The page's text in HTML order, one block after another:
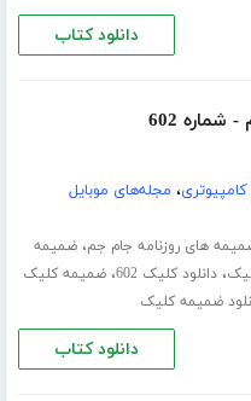
دانلود کتاب
602
، مجله‌های موبایل
های روزنامه جام جم،ضمیمه
،دانلود کلیک 602 ،ضمیمه کلیک
ضمیمه کلیک
دانلود کتاب